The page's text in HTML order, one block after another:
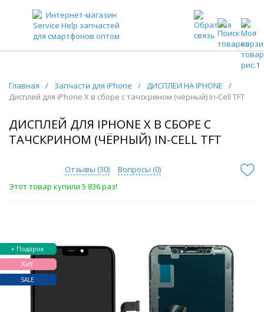
ЗАПЧАСТИ ДЛЯ ТЕЛЕФОНОВ ОПТОМ
Главная / Запчасти для iPhone / ДИСПЛЕИ НА IPHONE
/
Дисплей для iPhone X в сборе с тачскрином (чёрный) In-Cell TFT
ДИСПЛЕЙ ДЛЯ IPHONE X В СБОРЕ С
ТАЧСКРИНОМ (ЧЁРНЫЙ) IN-CELL TFT
Отзывы (30) Вопросы (0)
Этот товар купили 5 836 раз!
+ Подарок
Хит
SALE